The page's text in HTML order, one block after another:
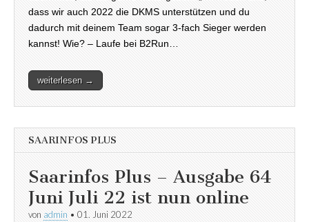
dass wir auch 2022 die DKMS unterstützen und du
dadurch mit deinem Team sogar 3-fach Sieger werden
kannst! Wie? – Laufe bei B2Run…
weiterlesen →
SAARINFOS PLUS
Saarinfos Plus – Ausgabe 64
Juni Juli 22 ist nun online
von admin • 01. Juni 2022